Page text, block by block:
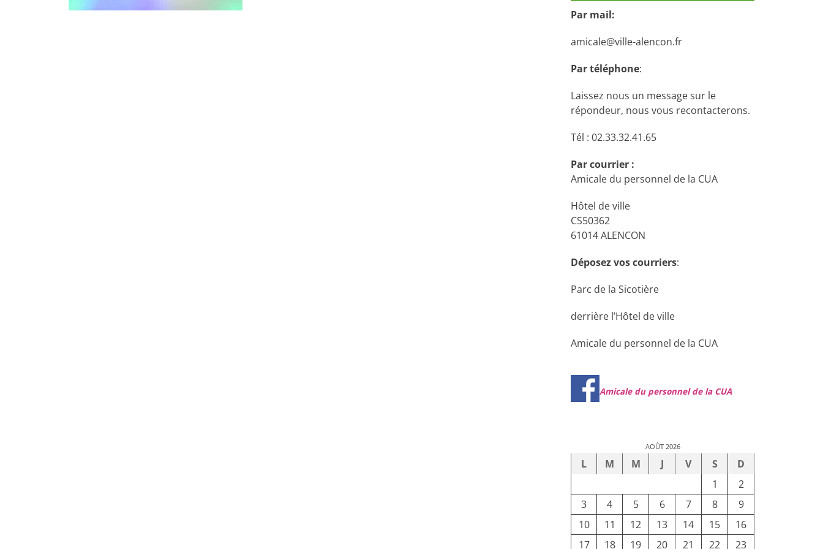
Par mail:
amicale@ville-alencon.fr
Par téléphone:
Laissez nous un message sur le
répondeur, nous vous recontacterons.
Tél : 02.33.32.41.65
Par courrier :
Amicale du personnel de la CUA
Hôtel de ville
CS50362
61014 ALENCON
Déposez vos courriers:
Parc de la Sicotière
derrière l’Hôtel de ville
Amicale du personnel de la CUA
Amicale du personnel de la CUA
AOÛT 2026
L M M J V S
D
1
2
3
4 5 6 7 8
9
10
11 12 13 14 15
16
17
18 19 20 21 22 23